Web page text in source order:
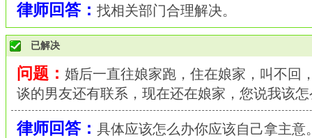
律师回答： 找相关部门合理解决。
已解决
问题： 婚后一直往娘家跑，住在娘家，叫不回
谈的男友还有联系，现在还在娘家，您说我该
律师回答： 具体应该怎么办你应该自己拿主意